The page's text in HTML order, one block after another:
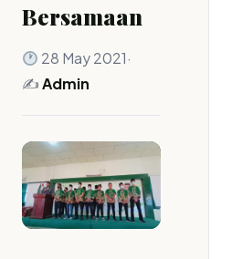
Bersamaan
28 May 2021·
✍️Admin